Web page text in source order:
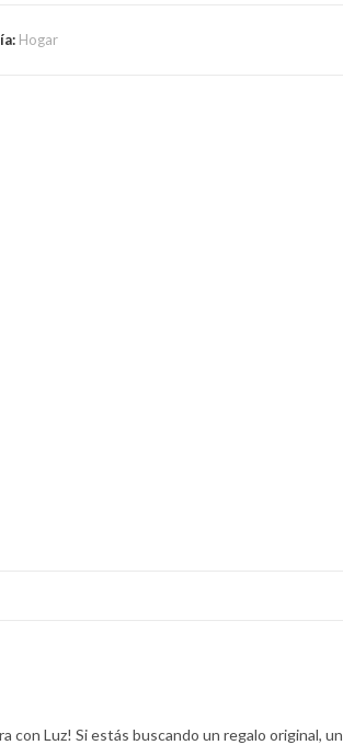
Hogar
con Luz! Si estás buscando un regalo original, un